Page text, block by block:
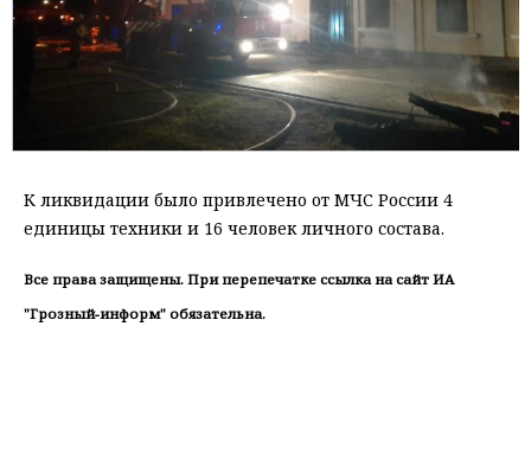
К ликвидации было привлечено от МЧС России 4
единицы техники и 16 человек личного состава.
Все права защищены. При перепечатке ссылка на сайт ИА
"Грозный-информ" обязательна.